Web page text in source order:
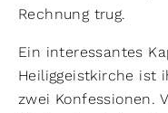
Rechnung trug.
Ein interessantes
Heiliggeistkirche ist
zwei Konfessionen.